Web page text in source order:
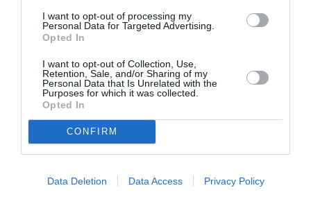
I want to opt-out of processing my
Personal Data for Targeted Advertising.
Opted In
I want to opt-out of Collection, Use,
Retention, Sale, and/or Sharing of my
Personal Data that Is Unrelated with the
Purposes for which it was collected.
Opted In
CONFIRM
Data Deletion Data Access Privacy Policy
Astfel, „lista de nuntă” a celor doi s-a încheiat cu o
intervenție a poliției și cu dosare penale, în loc de un
set elegant de cafetiere.
STIRI ITALIA
more
Articolul anterior
Papa Francisc a murit la 88 de ani: „A
Următorul articol